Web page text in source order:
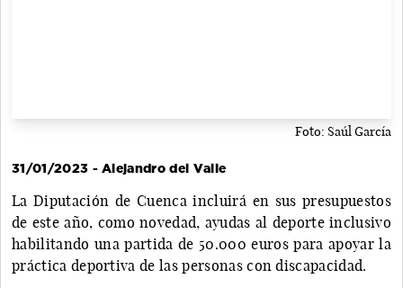
Foto: Saúl García
31/01/2023 - Alejandro del Valle
La Diputación de Cuenca incluirá en sus presupuestos
de este año, como novedad, ayudas al deporte inclusivo
habilitando una partida de 50.000 euros para apoyar la
práctica deportiva de las personas con discapacidad.